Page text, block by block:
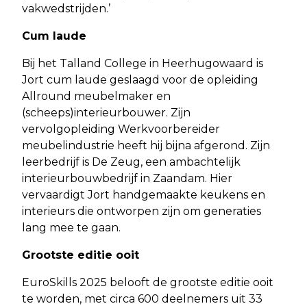
vakwedstrijden.’
Cum laude
Bij het Talland College in Heerhugowaard is
Jort cum laude geslaagd voor de opleiding
Allround meubelmaker en
(scheeps)interieurbouwer. Zijn
vervolgopleiding Werkvoorbereider
meubelindustrie heeft hij bijna afgerond. Zijn
leerbedrijf is De Zeug, een ambachtelijk
interieurbouwbedrijf in Zaandam. Hier
vervaardigt Jort handgemaakte keukens en
interieurs die ontworpen zijn om generaties
lang mee te gaan.
Grootste editie ooit
EuroSkills 2025 belooft de grootste editie ooit
te worden, met circa 600 deelnemers uit 33